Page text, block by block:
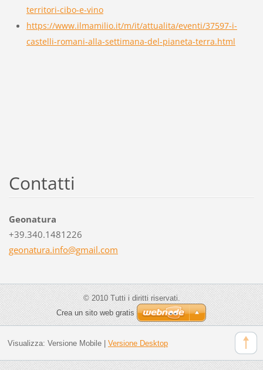
territori-cibo-e-vino
https://www.ilmamilio.it/m/it/attualita/eventi/37597-i-
castelli-romani-alla-settimana-del-pianeta-terra.html
Contatti
Geonatura
+39.340.1481226
geonatura.info@gmail.com
© 2010 Tutti i diritti riservati.
Crea un sito web gratis
Visualizza: Versione Mobile| Versione Desktop